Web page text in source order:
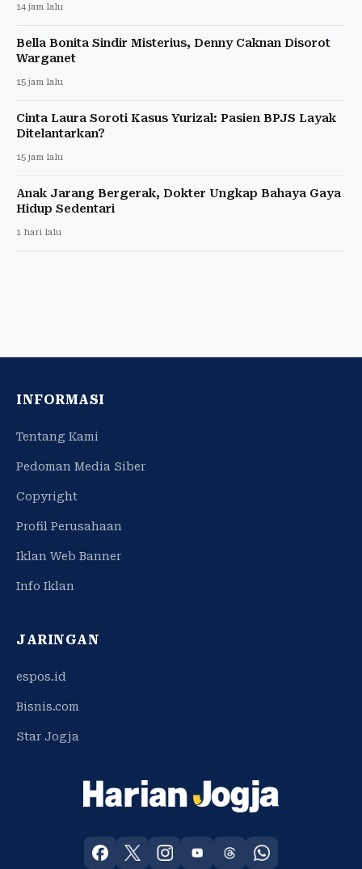
14 jam lalu
Bella Bonita Sindir Misterius, Denny Caknan Disorot
Warganet
15 jam lalu
Cinta Laura Soroti Kasus Yurizal: Pasien BPJS Layak
Ditelantarkan?
15 jam lalu
Anak Jarang Bergerak, Dokter Ungkap Bahaya Gaya
Hidup Sedentari
1 hari lalu
INFORMASI
Tentang Kami
Pedoman Media Siber
Copyright
Profil Perusahaan
Iklan Web Banner
Info Iklan
JARINGAN
espos.id
Bisnis.com
Star Jogja